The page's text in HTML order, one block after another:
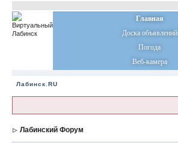
Главная
Доска объявлений
Погода
Веб-камера
Лабинск.RU
Лабинский Форум